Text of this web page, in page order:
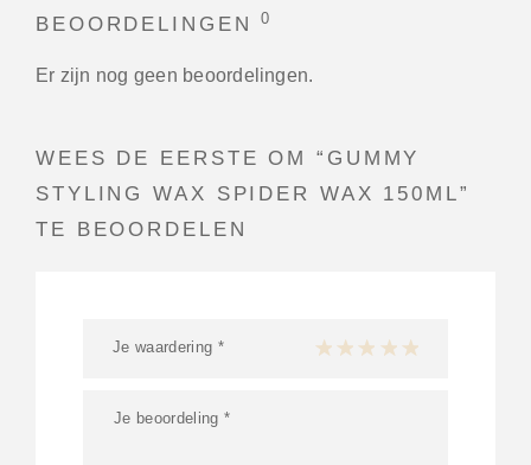
BEOORDELINGEN0
Er zijn nog geen beoordelingen.
WEES DE EERSTE OM “GUMMY
STYLING WAX SPIDER WAX 150ML”
TE BEOORDELEN
Je waardering * 1 van de 5 sterren
2 van de 5 sterren
3 van de 5 sterren
4 van de 5 sterren